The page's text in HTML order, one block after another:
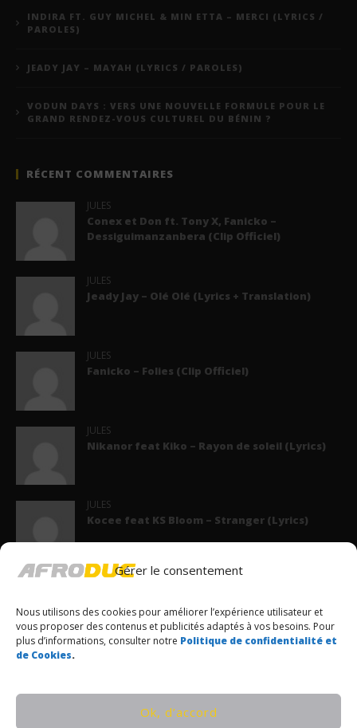
Gérer le consentement
Nous utilisons des cookies pour améliorer l’expérience utilisateur et
vous proposer des contenus et publicités adaptés à vos besoins. Pour
plus d’informations, consulter notre Politique de confidentialité et
de Cookies.
Ok, d’accord
INDIRA FT. GUY MICHEL & MIN ETTA – MERCI (LYRICS /
PAROLES)
JEADY JAY – MAYAH (LYRICS / PAROLES)
VODUN DAYS : VERS UNE NOUVELLE FORMULE POUR LE
GRAND RENDEZ-VOUS CULTUREL DU BÉNIN ?
RÉCENT COMMENTAIRES
JULES
Conex et Don ft. Tony X, Fanicko –
Dessiguimanzanbera (Clip Officiel)
JULES
Jeady Jay – Olé Olé (Lyrics + Translation)
JULES
Fanicko – Folies (Clip Officiel)
JULES
Nikanor feat Kiko – Rayon de soleil (Lyrics)
JULES
Kocee feat KS Bloom – Stranger (Lyrics)
Nikanor – Bizarre (Lyrics)
GIMS feat La Rvfleuze – Garantie (Lyrics)
VEN1 feat 2ZES – ISACK HADJAR (Lyrics)
© Copyrights Afroduc | Tous droits réservés